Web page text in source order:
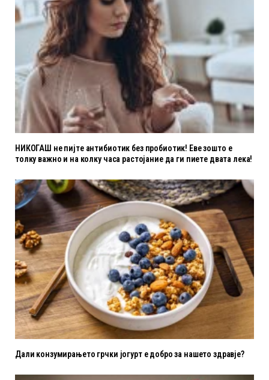
НИКОГАШ не пијте антибиотик без пробиотик! Еве зошто е
толку важно и на колку часа растојание да ги пиете двата лека!
Дали конзумирањето грчки јогурт е добро за нашето здравје?